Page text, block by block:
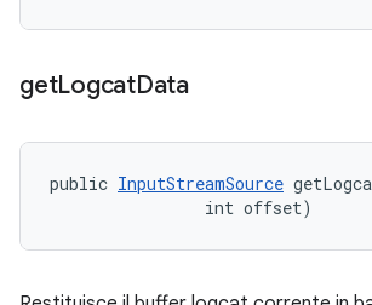
getLogcatData
public InputStreamSource
                int offset)